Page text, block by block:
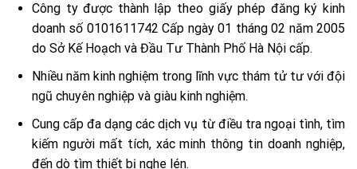
Công ty được thành lập theo giấy phép đăng ký kinh
doanh số 0101611742 Cấp ngày 01 tháng 02 năm 2005
do Sở Kế Hoạch và Đầu Tư Thành Phố Hà Nội cấp.
Nhiều năm kinh nghiệm trong lĩnh vực thám tử tư với đội
ngũ chuyên nghiệp và giàu kinh nghiệm.
Cung cấp đa dạng các dịch vụ từ điều tra ngoại tình, tìm
kiếm người mất tích, xác minh thông tin doanh nghiệp,
đến dò tìm thiết bị nghe lén.